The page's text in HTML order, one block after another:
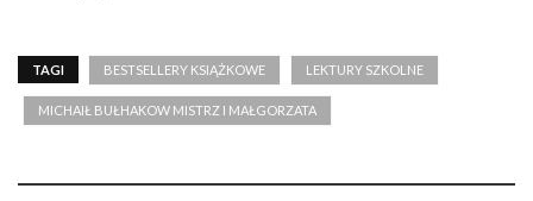
TAGI BESTSELLERY KSIĄŻKOWE LEKTURY SZKOLNE
MICHAIŁ BUŁHAKOW MISTRZ I MAŁGORZATA